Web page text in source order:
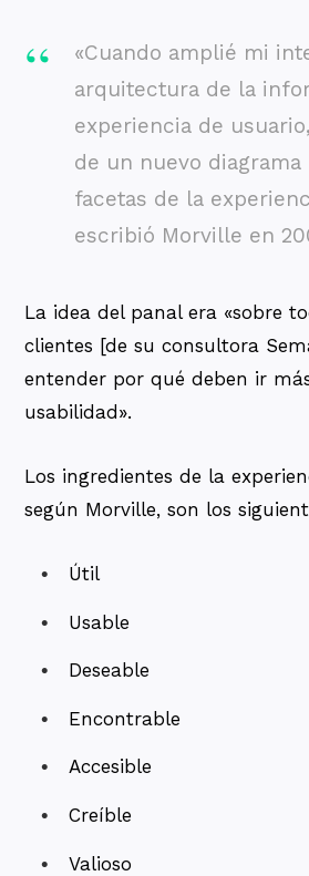
«Cuando amplié mi
arquitectura de la
experiencia de
de un nuevo
facetas de la
escribió Morville en
La idea del panal era «sobre
clientes [de su consultora
entender por qué deben ir
usabilidad».
Los ingredientes de la
según Morville, son los
Útil
Usable
Deseable
Encontrable
Accesible
Creíble
Valioso